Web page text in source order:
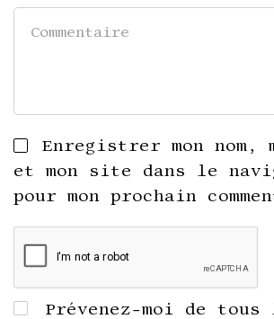
Enregistrer mon nom,
et mon site dans le
pour mon prochain
Prévenez-moi de tous